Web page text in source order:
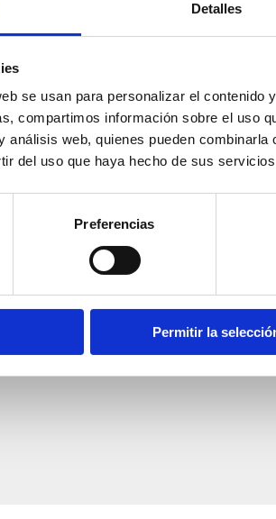
Detalles
se usan para personalizar el
compartimos información sobre el uso
análisis web, quienes pueden
del uso que haya hecho de sus
Preferencias
Permitir la
Nähe
semanal del lunes
Tasca